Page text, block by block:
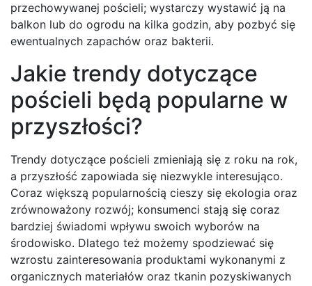
przechowywanej pościeli; wystarczy wystawić ją na
balkon lub do ogrodu na kilka godzin, aby pozbyć się
ewentualnych zapachów oraz bakterii.
Jakie trendy dotyczące
pościeli będą popularne w
przyszłości?
Trendy dotyczące pościeli zmieniają się z roku na rok,
a przyszłość zapowiada się niezwykle interesująco.
Coraz większą popularnością cieszy się ekologia oraz
zrównoważony rozwój; konsumenci stają się coraz
bardziej świadomi wpływu swoich wyborów na
środowisko. Dlatego też możemy spodziewać się
wzrostu zainteresowania produktami wykonanymi z
organicznych materiałów oraz tkanin pozyskiwanych